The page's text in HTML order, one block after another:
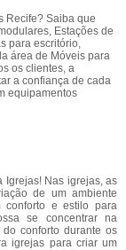
Recife? Saiba que
Estações de
para escritório,
área de Móveis para
os clientes, a
a confiança de cada
equipamentos
Igrejas! Nas igrejas, as
de um ambiente
conforto e estilo para
se concentrar na
conforto durante os
igrejas para criar um